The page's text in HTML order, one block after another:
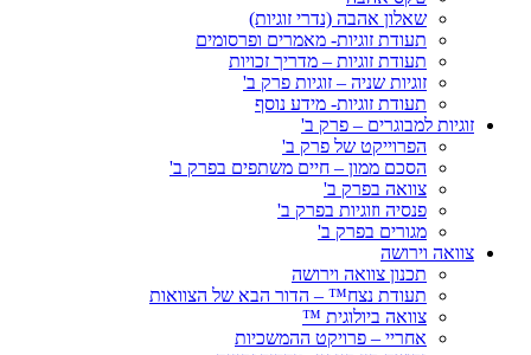
שאלון אהבה (נדרי זוגיות)
תעודת זוגיות- מאמרים ופרסומים
תעודת זוגיות – מדריך זכויות
זוגיות שניה – זוגיות פרק ב'
תעודת זוגיות- מידע נוסף
זוגיות למבוגרים – פרק ב'
הפרוייקט של פרק ב'
הסכם ממון – חיים משתפים בפרק ב'
צוואה בפרק ב'
פנסיה וזוגיות בפרק ב'
מגורים בפרק ב'
צוואה וירושה
תכנון צוואה וירושה
תעודת נצח™ – הדור הבא של הצוואות
צוואה ביולוגית ™
אחריי – פרויקט ההמשכיות